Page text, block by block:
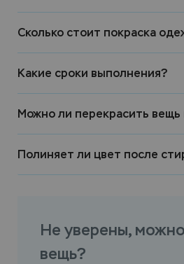
Сколько стоит покраска
Какие сроки выполнения?
Можно ли перекрасить вещь
Полиняет ли цвет после
Не уверены,
вещь?